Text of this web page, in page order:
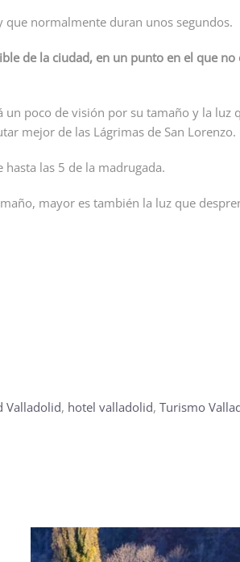
que normalmente duran unos segundos.
de la ciudad, en un punto en el que
poco de visión por su tamaño y la luz
mejor de las Lágrimas de San Lorenzo.
las 5 de la madrugada.
mayor es también la luz que
Valladolid, hotel valladolid, Turismo